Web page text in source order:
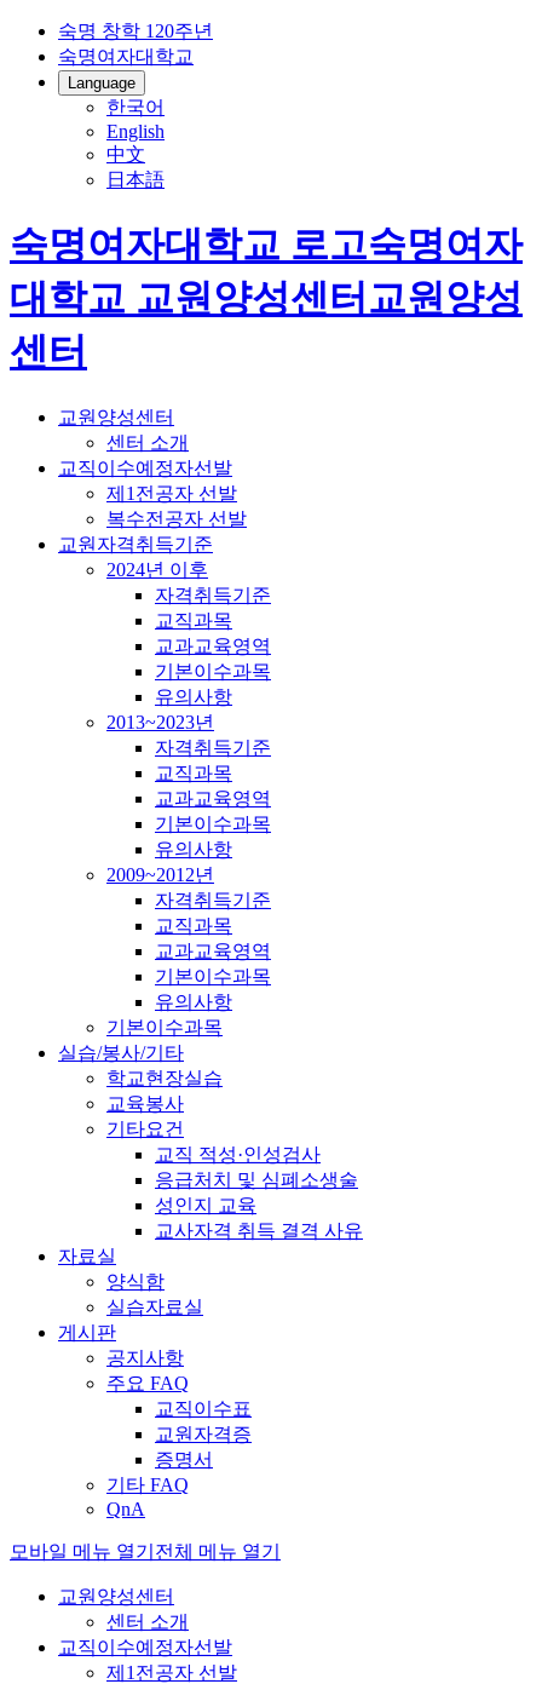
숙명 창학 120주년
숙명여자대학교
Language
한국어
English
中文
日本語
숙명여자대학교 로고숙명여자
대학교 교원양성센터교원양성
센터
교원양성센터
센터 소개
교직이수예정자선발
제1전공자 선발
복수전공자 선발
교원자격취득기준
2024년 이후
자격취득기준
교직과목
교과교육영역
기본이수과목
유의사항
2013~2023년
자격취득기준
교직과목
교과교육영역
기본이수과목
유의사항
2009~2012년
자격취득기준
교직과목
교과교육영역
기본이수과목
유의사항
기본이수과목
실습/봉사/기타
학교현장실습
교육봉사
기타요건
교직 적성·인성검사
응급처치 및 심폐소생술
성인지 교육
교사자격 취득 결격 사유
자료실
양식함
실습자료실
게시판
공지사항
주요 FAQ
교직이수표
교원자격증
증명서
기타 FAQ
QnA
모바일 메뉴 열기 전체 메뉴 열기
교원양성센터
센터 소개
교직이수예정자선발
제1전공자 선발